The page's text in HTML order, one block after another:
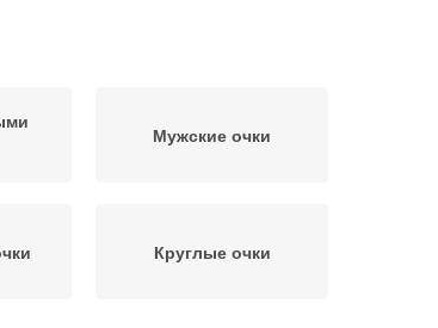
Мужские очки
Круглые очки